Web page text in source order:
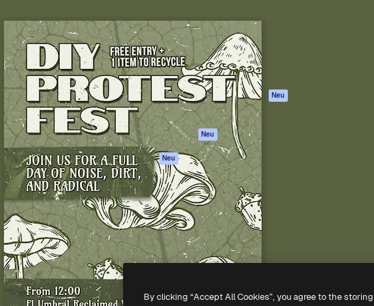
Mehr als 1 Million
Kreativen, Unternehmen,
KI-Assistent
KI-Bildgenerator
KI-Videogenerator
KI-
Stimmengenerator
Stock-Inhalte
MCP für
Claude/ChatGPT
Neu
Agenten Neu
API
Mobile App
Alle Magnific-Tools
Dokumentation
Support
AGB
Datenschutzerklärung
Originale
Neu
Cookie-Richtlinie
Vertrauenszentrum
Partner
Unternehmen
Deine
Suchst
2026 Freepik Company S.L.U. Alle Rechte vorbehalten.
By clicking “Accept All Cookies”, you agree to the